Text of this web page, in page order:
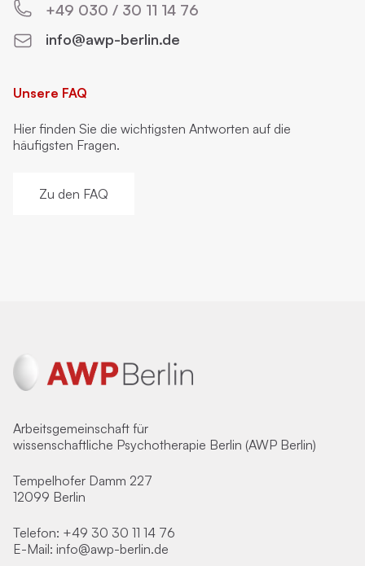
+49 030 / 30 11 14 76
info@awp-berlin.de
Unsere FAQ
Hier finden Sie die wichtigsten Antworten auf die
häufigsten Fragen.
Zu den FAQ
Arbeitsgemeinschaft für
wissenschaftliche Psychotherapie Berlin (AWP Berlin)
Tempelhofer Damm 227
12099 Berlin
Telefon: +49 30 30 11 14 76
E-Mail: info@awp-berlin.de